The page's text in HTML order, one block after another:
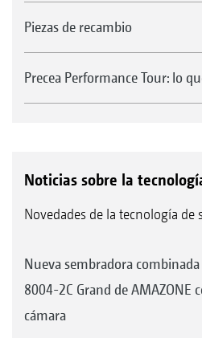
Piezas de recambio
Precea Performance Tour: lo
Noticias sobre la
Novedades de la tecnología de
Nueva sembradora
8004-2C Grand de AMAZONE
cámara